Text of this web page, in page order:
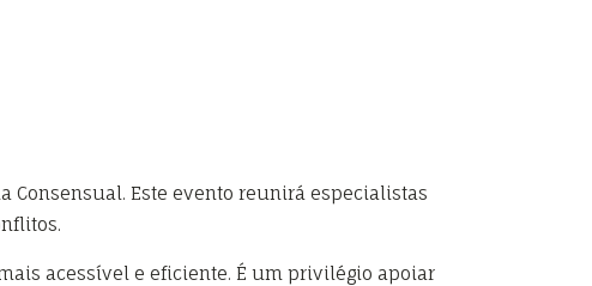
Consensual. Este evento reunirá especialistas
acessível e eficiente. É um privilégio apoiar